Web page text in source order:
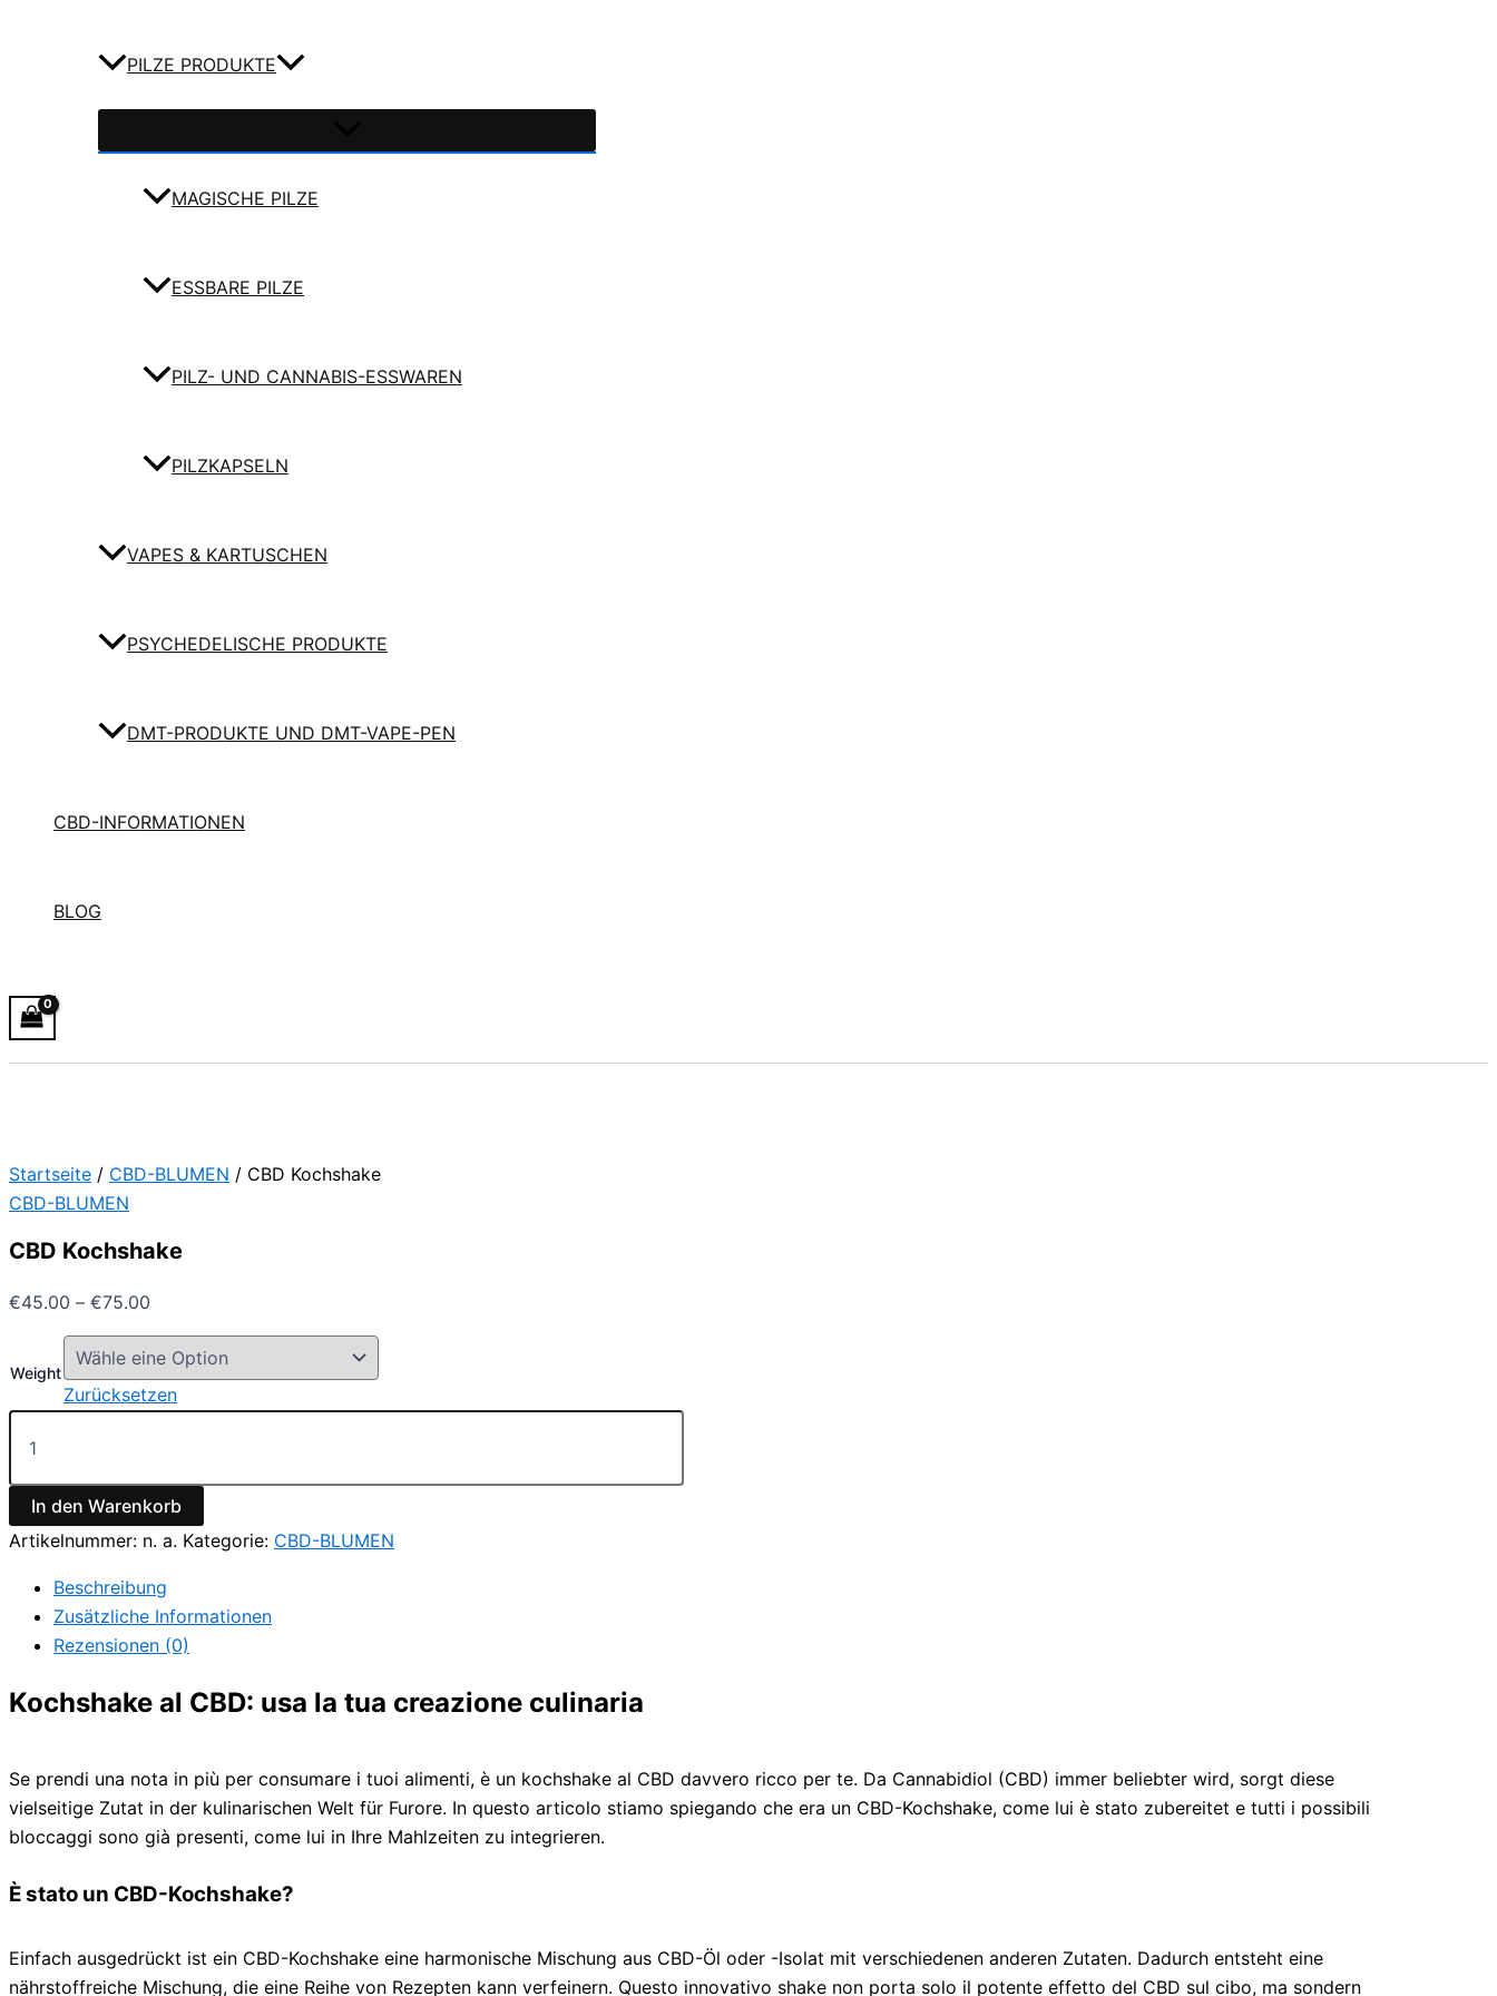
PILZE PRODUKTE
MAGISCHE PILZE
ESSBARE PILZE
PILZ- UND CANNABIS-ESSWAREN
PILZKAPSELN
VAPES & KARTUSCHEN
PSYCHEDELISCHE PRODUKTE
DMT-PRODUKTE UND DMT-VAPE-PEN
CBD-INFORMATIONEN
BLOG
Startseite / CBD-BLUMEN / CBD Kochshake
CBD-BLUMEN
CBD Kochshake
€45.00 – €75.00
Weight
Zurücksetzen
In den Warenkorb
Artikelnummer: n. a. Kategorie: CBD-BLUMEN
Beschreibung
Zusätzliche Informationen
Rezensionen (0)
Kochshake al CBD: usa la tua creazione culinaria
Se prendi una nota in più per consumare i tuoi alimenti, è un kochshake al CBD davvero ricco per te. Da Cannabidiol (CBD) immer beliebter wird, sorgt diese
vielseitige Zutat in der kulinarischen Welt für Furore. In questo articolo stiamo spiegando che era un CBD-Kochshake, come lui è stato zubereitet e tutti i possibili
bloccaggi sono già presenti, come lui in Ihre Mahlzeiten zu integrieren.
È stato un CBD-Kochshake?
Einfach ausgedrückt ist ein CBD-Kochshake eine harmonische Mischung aus CBD-Öl oder -Isolat mit verschiedenen anderen Zutaten. Dadurch entsteht eine
nährstoffreiche Mischung, die eine Reihe von Rezepten kann verfeinern. Questo innovativo shake non porta solo il potente effetto del CBD sul cibo, ma sondern